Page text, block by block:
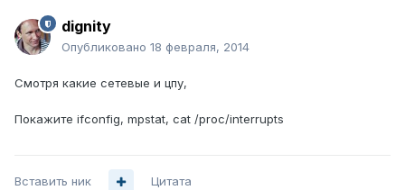
dignity
Опубликовано 18 февраля, 2014
Смотря какие сетевые и цпу,
Покажите ifconfig, mpstat, cat /proc/interrupts
Вставить ник Цитата